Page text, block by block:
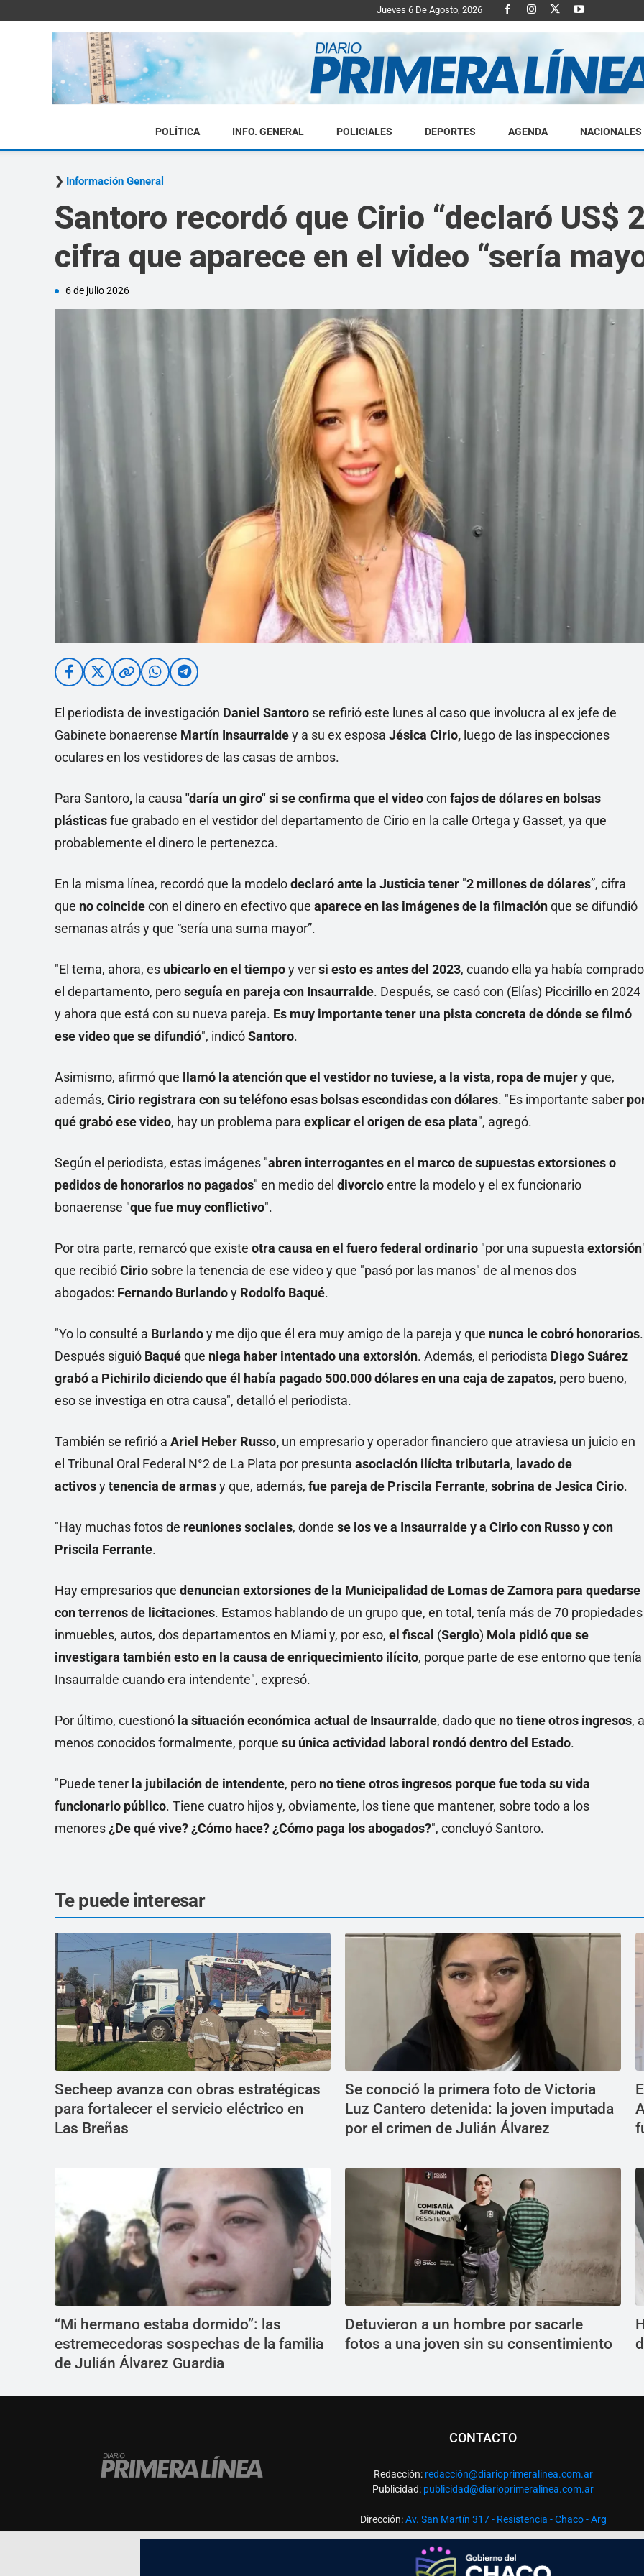
Jueves 6 De Agosto, 2026
Diario
Primera
POLÍTICA INFO. GENERAL POLICIALES DEPORTES AGENDA NACIONALES
Información General
Santoro recordó que Cirio “declaró US$
cifra que aparece en el video “sería
6 de julio 2026
El periodista de investigación Daniel Santoro se refirió este lunes al caso que involucra al ex jefe de
Gabinete bonaerense Martín Insaurraldey a su ex esposa Jésica Cirio, luego de las inspecciones
oculares en los vestidores de las casas de ambos.
Para Santoro, la causa "daría un giro"si se confirma que el videocon fajos de dólares en bolsas
plásticasfue grabado en el vestidor del departamento de Cirio en la calle Ortega y Gasset, ya que
probablemente el dinero le pertenezca.
En la misma línea, recordó que la modelodeclaró ante la Justicia tener "2 millones de dólares”, cifra
que no coincidecon el dinero en efectivo que aparece en las imágenes de la filmaciónque se difundió
semanas atrás y que “sería una suma mayor”.
"El tema, ahora, es ubicarlo en el tiempoy versi esto es antes del 2023, cuando ella ya había comprado
el departamento, peroseguía en pareja con Insaurralde. Después, se casó con (Elías) Piccirillo en 2024
y ahora que está con su nueva pareja. Es muy importante tener una pista concreta de dónde se filmó
ese video que se difundió", indicóSantoro.
Asimismo, afirmó que llamó la atención que el vestidor no tuviese, a la vista, ropa de mujery que,
además, Cirio registrara con su teléfono esas bolsas escondidas con dólares. "Es importante saber
qué grabó ese video, hay un problema para explicar el origen de esa plata", agregó.
Según el periodista, estas imágenes "abren interrogantes en el marco de supuestas extorsiones o
pedidos de honorarios no pagados" en medio del divorcioentre la modelo y el ex funcionario
bonaerense "que fue muy conflictivo".
Por otra parte, remarcó que existe otra causa en el fuero federal ordinario "por una supuesta extorsión
que recibióCirio sobre la tenencia de ese video y que "pasó por las manos" de al menos dos
abogados: Fernando Burlandoy Rodolfo Baqué.
"Yo lo consulté a Burlandoy me dijo que él era muy amigo de la pareja y que nunca le cobró honorarios.
Después siguió Baquéque niega haber intentado una extorsión. Además, el periodista Diego Suárez
grabó a Pichirilo diciendo que él había pagado 500.000 dólares en una caja de zapatos, pero bueno,
eso se investiga en otra causa", detalló el periodista.
También se refirió a Ariel Heber Russo, un empresario y operador financiero que atraviesa un juicio en
el Tribunal Oral Federal N°2 de La Plata por presunta asociación ilícita tributaria, lavado de
activosytenencia de armasy que, además, fue pareja de Priscila Ferrante, sobrina de Jesica Cirio.
"Hay muchas fotos de reuniones sociales, donde se los ve a Insaurralde y a Cirio con Russo y con
Priscila Ferrante.
Hay empresarios que denuncian extorsiones de la Municipalidad de Lomas de Zamora para quedarse
con terrenos de licitaciones. Estamos hablando de un grupo que, en total, tenía más de 70 propiedades
inmuebles, autos, dos departamentos en Miami y, por eso, el fiscal (Sergio) Mola pidió que se
investigara también esto en la causa de enriquecimiento ilícito, porque parte de ese entorno que tenía
Insaurralde cuando era intendente", expresó.
Por último, cuestionó la situación económica actual de Insaurralde, dado que no tiene otros ingresos,
menos conocidos formalmente, porque su única actividad laboral rondó dentro del Estado.
"Puede tener la jubilación de intendente, pero no tiene otros ingresos porque fue toda su vida
funcionario público. Tiene cuatro hijos y, obviamente, los tiene que mantener, sobre todo a los
menores¿De qué vive? ¿Cómo hace? ¿Cómo paga los abogados?", concluyó Santoro.
Te puede interesar
Secheep avanza con obras estratégicas
para fortalecer el servicio eléctrico en
Las Breñas
Se conoció la primera foto de Victoria
Luz Cantero detenida: la joven imputada
por el crimen de Julián Álvarez
“Mi hermano estaba dormido”: las
estremecedoras sospechas de la familia
de Julián Álvarez Guardia
Detuvieron a un hombre por sacarle
fotos a una joven sin su consentimiento
CONTACTO
Redacción: redacción@diarioprimeralinea.com.ar
Publicidad: publicidad@diarioprimeralinea.com.ar
Dirección:Av. San Martín 317 - Resistencia - Chaco - Arg
Todos los derechos reservados ©